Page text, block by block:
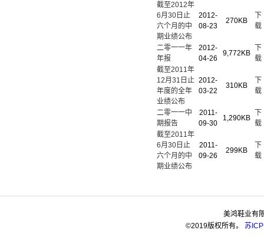
截至2012年
6月30日止
六个月的中
期业绩公布
2012-
08-23
270KB
下
载
二零一一年
年报
2012-
04-26
9,772KB
下
载
截至2011年
12月31日止
年度的全年
业绩公布
2012-
03-22
310KB
下
载
二零一一中
期报告
2011-
09-30
1,290KB
下
载
截至2011年
6月30日止
六个月的中
期业绩公布
2011-
09-26
299KB
下
载
美鸿鞋业有
©2019版权所有。 苏